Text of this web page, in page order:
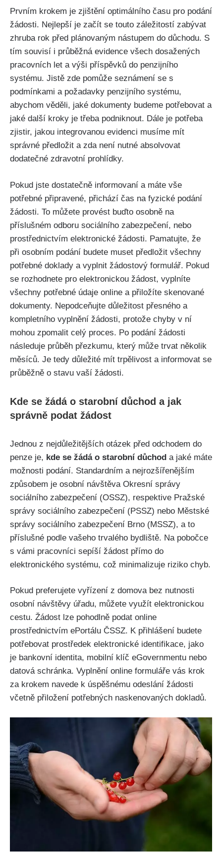
Prvním krokem je zjištění optimálního času pro podání
žádosti. Nejlepší je začít se touto záležitostí zabývat
zhruba rok před plánovaným nástupem do důchodu. S
tím souvisí i průběžná evidence všech dosažených
pracovních let a výši příspěvků do penzijního
systému. Jistě zde pomůže seznámení se s
podmínkami a požadavky penzijního systému,
abychom věděli, jaké dokumenty budeme potřebovat a
jaké další kroky je třeba podniknout. Dále je potřeba
zjistir, jakou integrovanou evidenci musíme mít
správné předložit a zda není nutné absolvovat
dodatečné zdravotní prohlídky.
Pokud jste dostatečně informovaní a máte vše
potřebné připravené, přichází čas na fyzické podání
žádosti. To můžete provést buďto osobně na
příslušném odboru sociálního zabezpečení, nebo
prostřednictvím elektronické žádosti. Pamatujte, že
při osobním podání budete muset předložit všechny
potřebné doklady a vyplnit žádostový formulář. Pokud
se rozhodnete pro elektronickou žádost, vyplníte
všechny potřebné údaje online a přiložíte skenované
dokumenty. Nepodceňujte důležitost přesného a
kompletního vyplnění žádosti, protože chyby v ní
mohou zpomalit celý proces. Po podání žádosti
následuje průběh přezkumu, který může trvat několik
měsíců. Je tedy důležité mít trpělivost a informovat se
průběžně o stavu vaší žádosti.
Kde se žádá o starobní důchod a jak
správně podat žádost
Jednou z nejdůležitějších otázek před odchodem do
penze je, kde se žádá o starobní důchod a jaké máte
možnosti podání. Standardním a nejrozšířenějším
způsobem je osobní návštěva Okresní správy
sociálního zabezpečení (OSSZ), respektive Pražské
správy sociálního zabezpečení (PSSZ) nebo Městské
správy sociálního zabezpečení Brno (MSSZ), a to
příslušné podle vašeho trvalého bydliště. Na pobočce
s vámi pracovníci sepíší žádost přímo do
elektronického systému, což minimalizuje riziko chyb.
Pokud preferujete vyřízení z domova bez nutnosti
osobní návštěvy úřadu, můžete využít elektronickou
cestu. Žádost lze pohodlně podat online
prostřednictvím ePortálu ČSSZ. K přihlášení budete
potřebovat prostředek elektronické identifikace, jako
je bankovní identita, mobilní klíč eGovernmentu nebo
datová schránka. Vyplnění online formuláře vás krok
za krokem navede k úspěšnému odeslání žádosti
včetně přiložení potřebných naskenovaných dokladů.